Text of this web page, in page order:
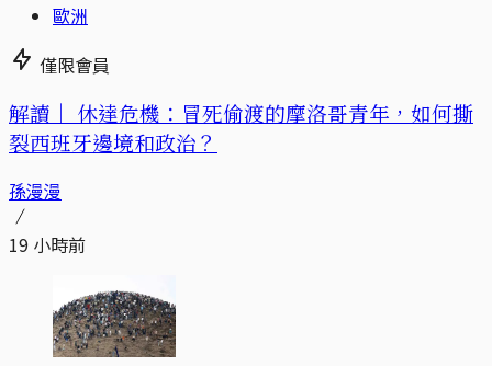
歐洲
僅限會員
解讀｜ 休達危機：冒死偷渡的摩洛哥青年，如何撕
裂西班牙邊境和政治？
孫漫漫
19 小時前